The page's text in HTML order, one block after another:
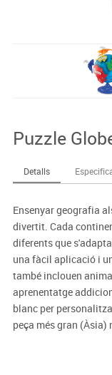
Puzzle
Detalls
Ensenyar geografia
divertit. Cada
diferents que
una fàcil aplicació i
també inclouen
aprenentatge
blanc per
peça més gran (Àsia)